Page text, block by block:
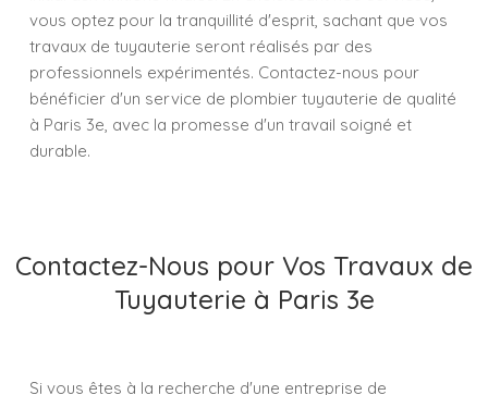
vous optez pour la tranquillité d'esprit, sachant que vos
travaux de tuyauterie seront réalisés par des
professionnels expérimentés. Contactez-nous pour
bénéficier d'un service de plombier tuyauterie de qualité
à Paris 3e, avec la promesse d'un travail soigné et
durable.
Contactez-Nous pour Vos Travaux de
Tuyauterie à Paris 3e
Si vous êtes à la recherche d'une entreprise de